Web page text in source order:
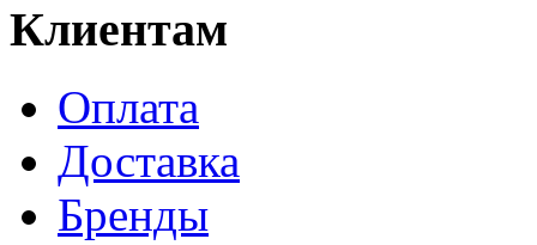
Клиентам
Оплата
Доставка
Бренды